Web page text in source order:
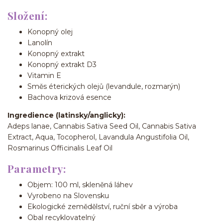
Složení:
Konopný olej
Lanolín
Konopný extrakt
Konopný extrakt D3
Vitamin E
Směs éterických olejů (levandule, rozmarýn)
Bachova krizová esence
Ingredience (latinsky/anglicky):
Adeps lanae, Cannabis Sativa Seed Oil, Cannabis Sativa
Extract, Aqua, Tocopherol, Lavandula Angustifolia Oil,
Rosmarinus Officinalis Leaf Oil
Parametry:
Objem: 100 ml, skleněná láhev
Vyrobeno na Slovensku
Ekologické zemědělství, ruční sběr a výroba
Obal recyklovatelný